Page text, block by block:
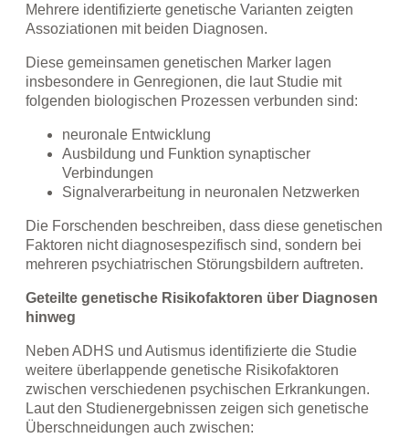
Mehrere identifizierte genetische Varianten zeigten
Assoziationen mit beiden Diagnosen.
Diese gemeinsamen genetischen Marker lagen
insbesondere in Genregionen, die laut Studie mit
folgenden biologischen Prozessen verbunden sind:
neuronale Entwicklung
Ausbildung und Funktion synaptischer
Verbindungen
Signalverarbeitung in neuronalen Netzwerken
Die Forschenden beschreiben, dass diese genetischen
Faktoren nicht diagnosespezifisch sind, sondern bei
mehreren psychiatrischen Störungsbildern auftreten.
Geteilte genetische Risikofaktoren über Diagnosen
hinweg
Neben ADHS und Autismus identifizierte die Studie
weitere überlappende genetische Risikofaktoren
zwischen verschiedenen psychischen Erkrankungen.
Laut den Studienergebnissen zeigen sich genetische
Überschneidungen auch zwischen: